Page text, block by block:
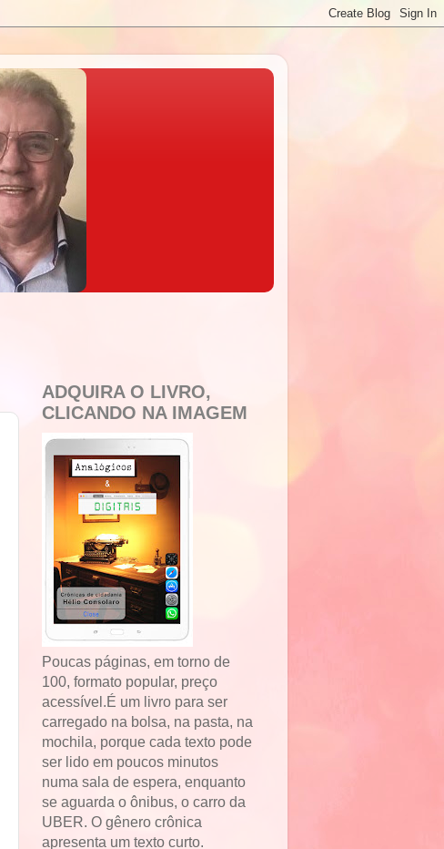
ADQUIRA O LIVRO,
CLICANDO NA IMAGEM
Poucas páginas, em torno de
100, formato popular, preço
acessível.É um livro para ser
carregado na bolsa, na pasta, na
mochila, porque cada texto pode
ser lido em poucos minutos
numa sala de espera, enquanto
se aguarda o ônibus, o carro da
UBER. O gênero crônica
apresenta um texto curto.